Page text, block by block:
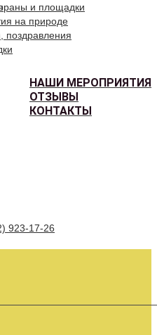
и площадки
на природе
поздравления
НАШИ МЕРОПРИЯТИЯ
ОТЗЫВЫ
КОНТАКТЫ
923-17-26